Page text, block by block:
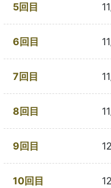
5回目
6回目
7回目
8回目
9回目
10回目